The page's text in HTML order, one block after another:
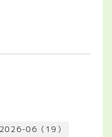
2026-06（19）